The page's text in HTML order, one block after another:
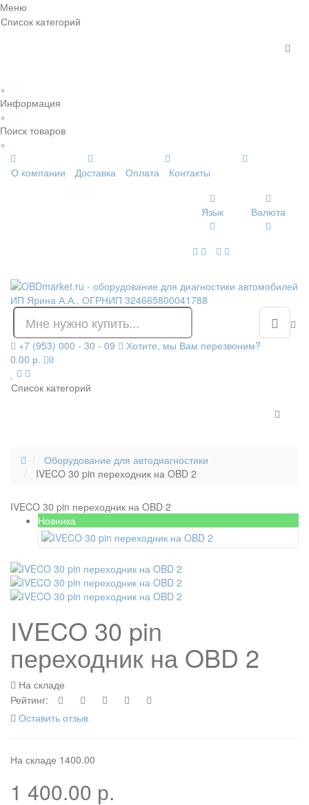
Меню
Список категорий
×
Информация
×
Поиск товаров
×
О компании Доставка Оплата Контакты
Язык Валюта
+7 (953) 000 - 30 - 09
Хотите, мы Вам перезвоним?
0.00 р.
0
Список категорий
Оборудование для автодиагностики
IVECO 30 pin переходник на OBD 2
IVECO 30 pin переходник на OBD 2
Новинка
IVECO 30 pin
переходник на OBD 2
На складе
Рейтинг:
Оставить отзыв
На складе 1400.00
1 400.00 р.